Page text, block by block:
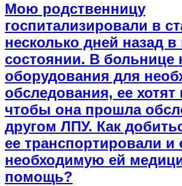
Мою родственницу
госпитализировали в
несколько дней назад
состоянии. В больнице
оборудования для
обследования, ее
чтобы она прошла
другом ЛПУ. Как
ее транспортировали и
необходимую ей
помощь?